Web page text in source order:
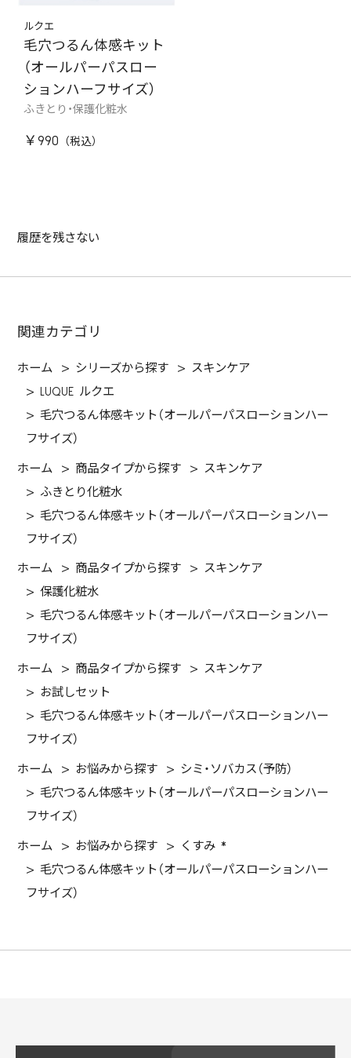
ルクエ
毛穴つるん体感キット
（オールパーパスロー
ションハーフサイズ）
ふきとり・保護化粧水
￥990
履歴を残さない
関連カテゴリ
ホーム > シリーズから探す > スキンケア
>
LUQUE ルクエ
>毛穴つるん体感キット（オールパーパスローションハー
フサイズ）
ホーム > 商品タイプから探す >
スキンケア
> ふきとり化粧水
>毛穴つるん体感キット（オールパーパスローションハー
フサイズ）
ホーム > 商品タイプから探す > スキンケア
>保護化粧水
>毛穴つるん体感キット（オールパーパスローションハー
フサイズ）
ホーム > 商品タイプから探す > スキンケア
> お試しセット
>毛穴つるん体感キット（オールパーパスローションハー
フサイズ）
ホーム > お悩みから探す > シミ・ソバカス（予防）
>毛穴つるん体感キット（オールパーパスローションハー
フサイズ）
ホーム > お悩みから探す >
くすみ *
>毛穴つるん体感キット（オールパーパスローションハー
フサイズ）